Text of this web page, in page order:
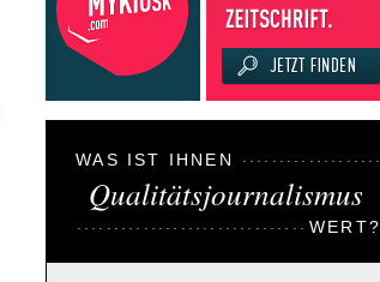
WAS IST IHNEN
Qualitätsjournalismus
WERT?